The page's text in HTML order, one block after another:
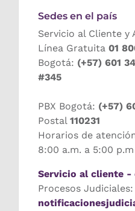
Sedes en el país
Servicio al Cliente y
Línea Gratuita 01
Bogotá: (+57) 601
#345
PBX Bogotá: (+57)
Postal 110231
Horarios de
8:00 a.m. a 5:00 p.m
Servicio al cliente -
Procesos Judiciales: